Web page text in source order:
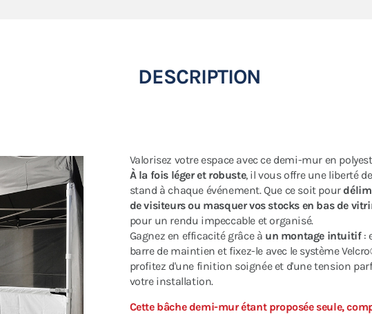
DESCRIPTION
Valorisez votre espace avec ce demi-mur en
À la fois léger et robuste, il vous offre une liberté
stand à chaque événement. Que ce soit pour
de visiteurs ou masquer vos stocks en bas de
pour un rendu impeccable et organisé.
Gagnez en efficacité grâce à un montage intuitif:
barre de maintien et fixez-le avec le système
profitez d'une finition soignée et d'une tension
votre installation.
Cette bâche demi-mur étant proposée seule,